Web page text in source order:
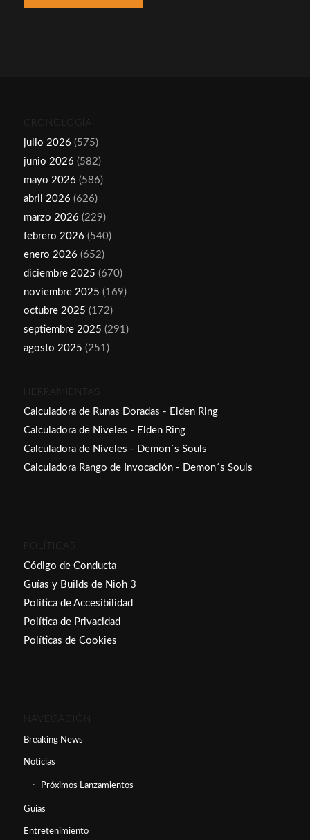
CRONOLOGÍA
julio 2026 (575)
junio 2026 (582)
mayo 2026 (586)
abril 2026 (626)
marzo 2026 (229)
febrero 2026 (540)
enero 2026 (652)
diciembre 2025 (670)
noviembre 2025 (169)
octubre 2025 (172)
septiembre 2025 (291)
agosto 2025 (251)
HERRAMIENTAS
Calculadora de Runas Doradas - Elden Ring
Calculadora de Niveles - Elden Ring
Calculadora de Niveles - Demon´s Souls
Calculadora Rango de Invocación - Demon´s Souls
POLÍTICAS
Código de Conducta
Guías y Builds de Nioh 3
Política de Accesibilidad
Política de Privacidad
Políticas de Cookies
NAVEGACIÓN
Breaking News
Noticias
Próximos Lanzamientos
Guías
Entretenimiento